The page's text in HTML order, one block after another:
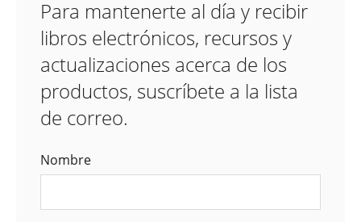
Para mantenerte al día y recibir
libros electrónicos, recursos y
actualizaciones acerca de los
productos, suscríbete a la lista
de correo.
Nombre